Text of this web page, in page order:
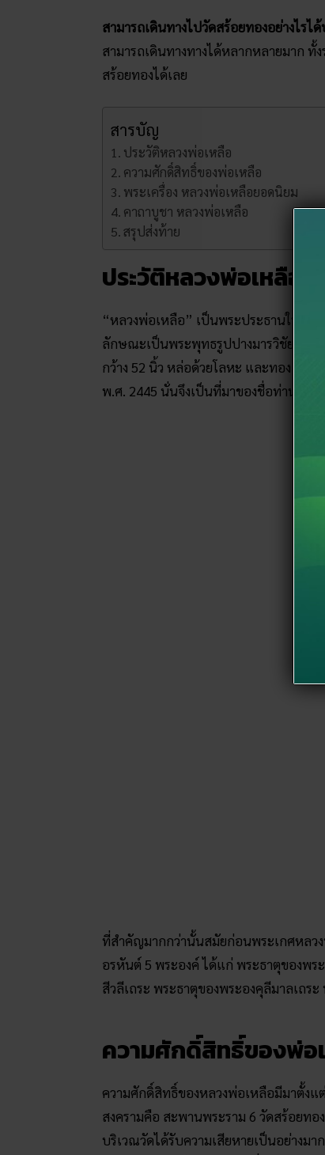
สามารถเดินทางไปวัดสร้อยทองอย่างไรได้
สามารถเดินทางทางได้หลากหลายมาก ทั้
สร้อยทองได้เลย
สารบัญ
ประวัติหลวงพ่อเหลือ
ความศักดิ์สิทธิ์ของพ่อเหลือ
พระเครื่อง หลวงพ่อเหลือยอดนิยม
คาถาบูชา หลวงพ่อเหลือ
สรุปส่งท้าย
ประวัติหลวงพ่อเหลือ
“หลวงพ่อเหลือ” เป็นพระประธานในพระ
ลักษณะเป็นพระพุทธรูปปางมารวิชัยขัดส
กว้าง 52 นิ้ว หล่อด้วยโลหะ และทอง ที่เ
พ.ศ. 2445 นั่นจึงเป็นที่มาของชื่อท่านว่า
ที่สำคัญมากกว่านั้นสมัยก่อนพระเกศหลว
อรหันต์ 5 พระองค์ ได้แก่ พระธาตุของพร
สีวลีเถระ พระธาตุของพระองคุลีมาลเถร
ความศักดิ์สิทธิ์ของพ่อ
ความศักดิ์สิทธิ์ของหลวงพ่อเหลือมีมาตั้งแ
สงครามคือ สะพานพระราม 6 วัดสร้อยท
บริเวณวัดได้รับความเสียหายเป็นอย่างม